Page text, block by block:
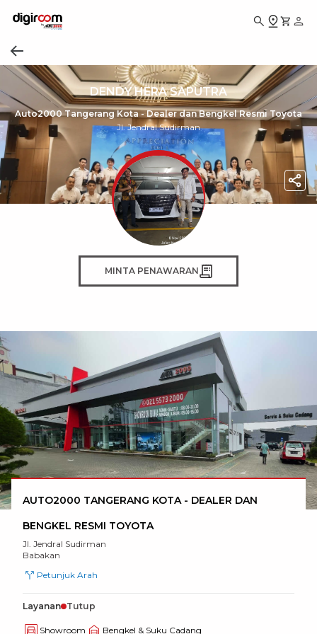
DENDY HERA SAPUTRA
Auto2000 Tangerang Kota - Dealer dan Bengkel Resmi Toyota
Jl. Jendral Sudirman
MINTA PENAWARAN
AUTO2000 TANGERANG KOTA - DEALER DAN
BENGKEL RESMI TOYOTA
Jl. Jendral Sudirman
Babakan
Petunjuk Arah
Layanan Tutup
Showroom Bengkel & Suku Cadang